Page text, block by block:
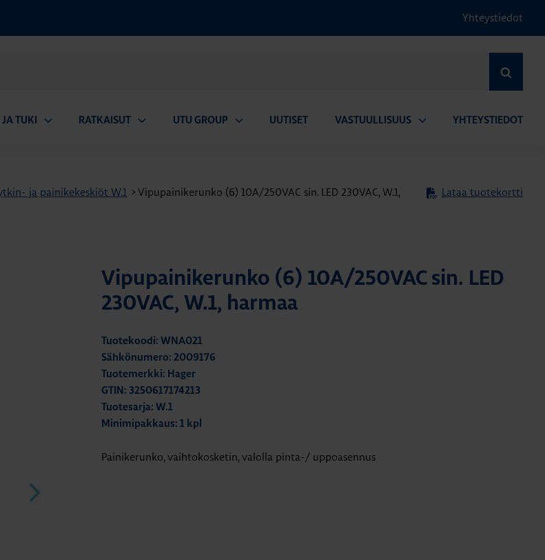
Yhteystiedot
TUKI RATKAISUT UTU GROUP UUTISET VASTUULLISUUS YHTEYSTIEDOT
ja painikekeskiöt W.1 >Vipupainikerunko (6) 10A/250VAC sin. LED 230VAC, W.1,
Lataa tuotekortti
Vipupainikerunko (6) 10A/250VAC sin. LED
230VAC, W.1, harmaa
Tuotekoodi: WNA021
Sähkönumero: 2009176
Tuotemerkki: Hager
GTIN: 3250617174213
Tuotesarja: W.1
Minimipakkaus: 1 kpl
Painikerunko, vaihtokosketin, valolla pinta-/ uppoasennus